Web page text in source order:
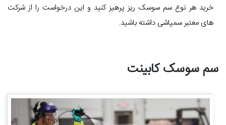
خرید هر نوع سم سوسک ریز پرهیز کنید و این درخواست را از شرکت
های معتبر سمپاشی داشته باشید.
سم سوسک کابینت